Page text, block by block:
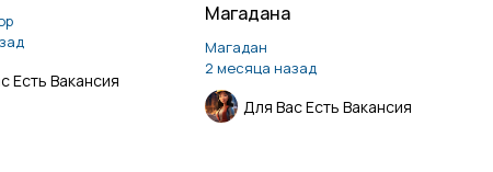
Есть Вакансия
Магадана
Магадан
2 месяца назад
Для Вас Есть Вакансия